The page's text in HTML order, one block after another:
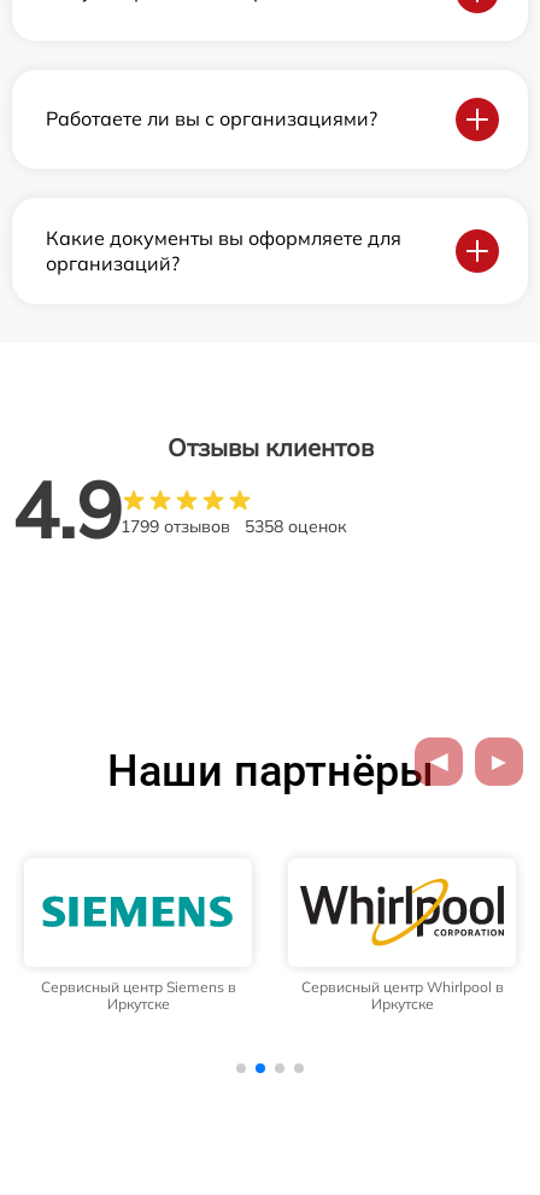
Работаете ли вы с организациями?
Какие документы вы оформляете для
организаций?
Отзывы клиентов
4.91799 отзывов 5358 оценок
Наши партнёры
Сервисный центр Siemens в
Иркутске
Сервисный центр Whirlpool в
Иркутске